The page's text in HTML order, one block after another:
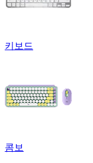
키보드
콤보